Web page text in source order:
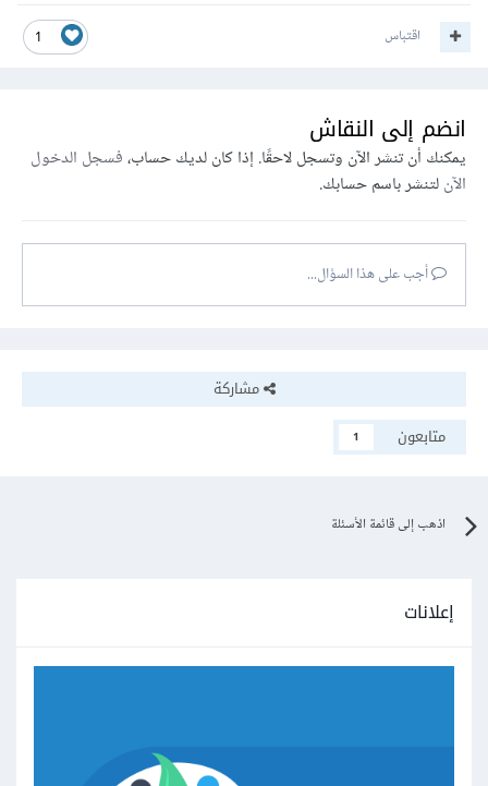
1 اقتباس
انضم إلى النقاش
يمكنك أن تنشر الآن وتسجل لاحقًا. إذا كان لديك حساب،فسجل الدخول
الآنلتنشر باسم حسابك.
أجب على هذا السؤال...
مشاركة
متابعون
1
اذهب إلى قائمة الأسئلة
إعلانات